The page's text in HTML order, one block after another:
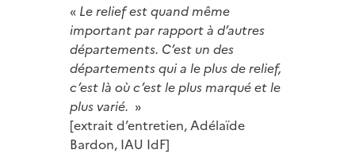
« Le relief est quand même
important par rapport à d’autres
départements. C’est un des
départements qui a le plus de relief,
c’est là où c’est le plus marqué et le
plus varié. »
[extrait d’entretien, Adélaïde
Bardon, IAU IdF]